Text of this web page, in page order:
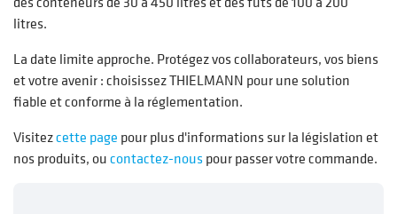
litres.
La date limite approche. Protégez vos collaborateurs, vos biens
et votre avenir : choisissez THIELMANN pour une solution
fiable et conforme à la réglementation.
Visitezcette page pour plus d'informations sur la législation et
nos produits, oucontactez-nouspour passer votre commande.